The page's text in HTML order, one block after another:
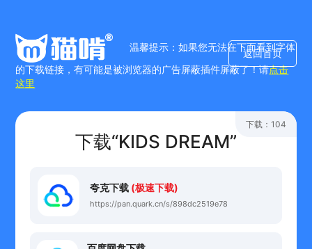
温馨提示：如果您无法在下面看到字体
的下载链接，有可能是被浏览器的广告屏蔽插件屏蔽了！请点击
这里
返回首页
下载“KIDS DREAM”
下载：104
夸克下载 (极速下载)
https://pan.quark.cn/s/898dc2519e78